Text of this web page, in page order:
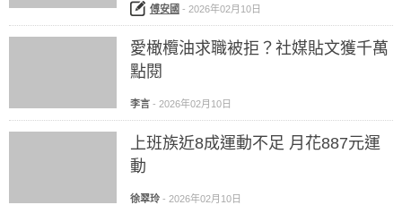
傅安國 - 2026年02月10日
愛橄欖油求職被拒？社媒貼文獲千萬
點閱
李言 - 2026年02月10日
上班族近8成運動不足 月花887元運
動
徐翠玲 - 2026年02月10日